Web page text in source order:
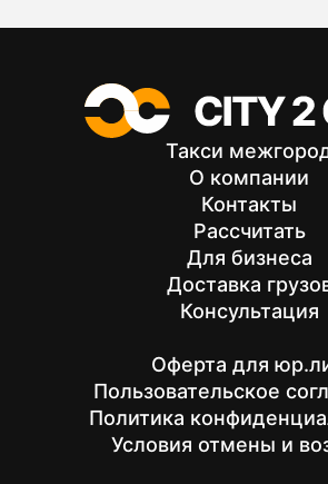
Такси
О компании
Контакты
Рассчитать
Для бизнеса
Доставка
Консультация
Оферта для
Пользовательское
Политика
Условия отмены и